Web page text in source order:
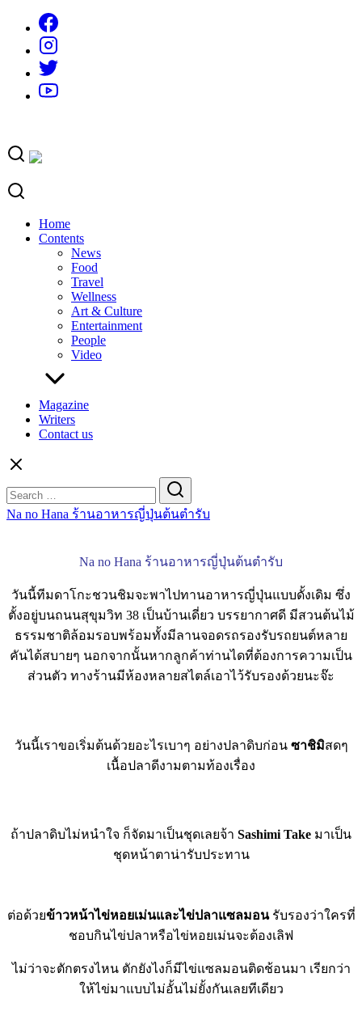
content
Home
Contents
News
Food
Travel
Wellness
Art & Culture
Entertainment
People
Video
Magazine
Writers
Contact us
for:
Na no Hana ร้านอาหารญี่ปุ่นต้นตำรับ
Na no Hana ร้านอาหารญี่ปุ่นต้นตำรับ
วันนี้ทีมดาโกะชวนชิมจะพาไปทานอาหารญี่ปุ่นแบบดั้งเดิม ซึ่ง
ตั้งอยู่บนถนนสุขุมวิท 38 เป็นบ้านเดี่ยว บรรยากาศดี มีสวนต้นไม้
ธรรมชาติล้อมรอบพร้อมทั้งมีลานจอดรถรองรับรถยนต์หลาย
คันได้สบายๆ นอกจากนั้นหากลูกค้าท่านไดที่ต้องการความเป็น
ส่วนตัว ทางร้านมีห้องหลายสไตล์เอาไว้รับรองด้วยนะจ๊ะ
วันนี้เราขอเริ่มต้นด้วยอะไรเบาๆ อย่างปลาดิบก่อน ซาชิมิสดๆ
เนื้อปลาดีงามตามท้องเรื่อง
ถ้าปลาดิบไม่หนำใจ ก็จัดมาเป็นชุดเลยจ้า Sashimi Take มาเป็น
ชุดหน้าตาน่ารับประทาน
ต่อด้วยข้าวหน้าไข่หอยเม่นและไข่ปลาแซลมอนรับรองว่าใครที่
ชอบกินไข่ปลาหรือไข่หอยเม่นจะต้องเลิฟ
ไม่ว่าจะตักตรงไหน ตักยังไงก็มีไข่แซลมอนติดช้อนมา เรียกว่า
ให้ไข่มาแบบไม่อั้นไม่ยั้งกันเลยทีเดียว